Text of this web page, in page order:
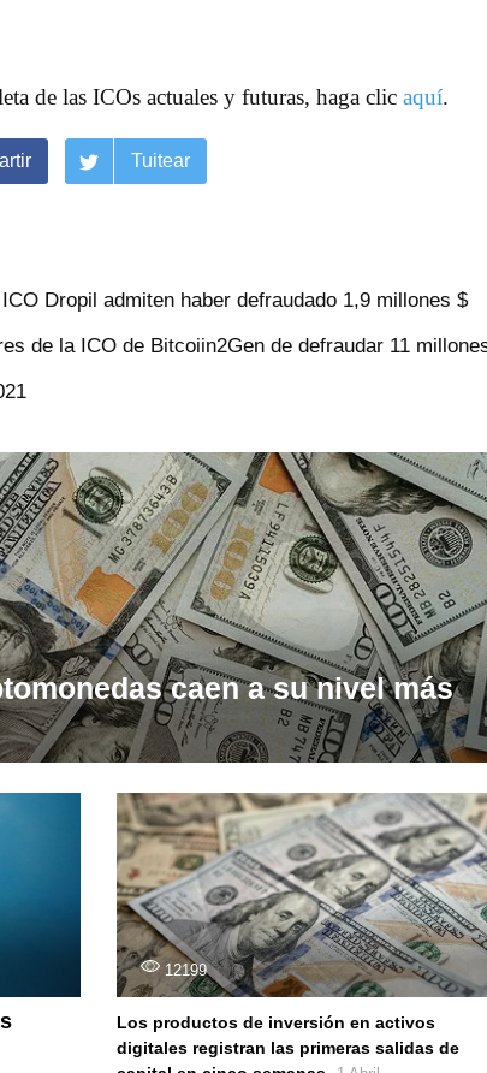
de las ICOs actuales y futuras, haga clic aquí.
Tuitear
Dropil admiten haber defraudado 1,9 millones $
de la ICO de Bitcoiin2Gen de defraudar 11
caen a su nivel más
12199
Los productos de inversión en activos
digitales registran las primeras salidas de